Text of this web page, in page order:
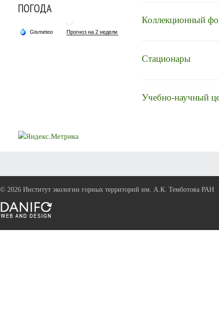
ПОГОДА
Коллекционный
Стационары
Учебно-научный
© 2026 Институт экологии горных территорий им. А.К. Темботова РАН